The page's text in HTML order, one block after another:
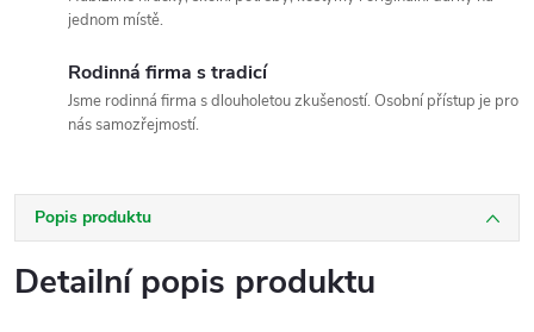
jednom místě.
Rodinná firma s tradicí
Jsme rodinná firma s dlouholetou zkušeností. Osobní přístup je pro
nás samozřejmostí.
Popis produktu
Detailní popis produktu